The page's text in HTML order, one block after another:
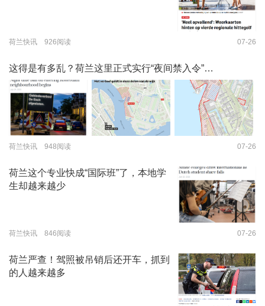
荷兰快讯 926阅读 07-26
这得是有多乱？荷兰这里正式实行“夜间禁入令”…
荷兰快讯 948阅读 07-26
荷兰这个专业快成“国际班”了，本地学
生却越来越少
荷兰快讯 846阅读 07-26
荷兰严查！驾照被吊销后还开车，抓到
的人越来越多